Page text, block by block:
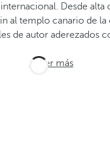
Desde alta
al templo canario de la
de autor aderezados
Saber más